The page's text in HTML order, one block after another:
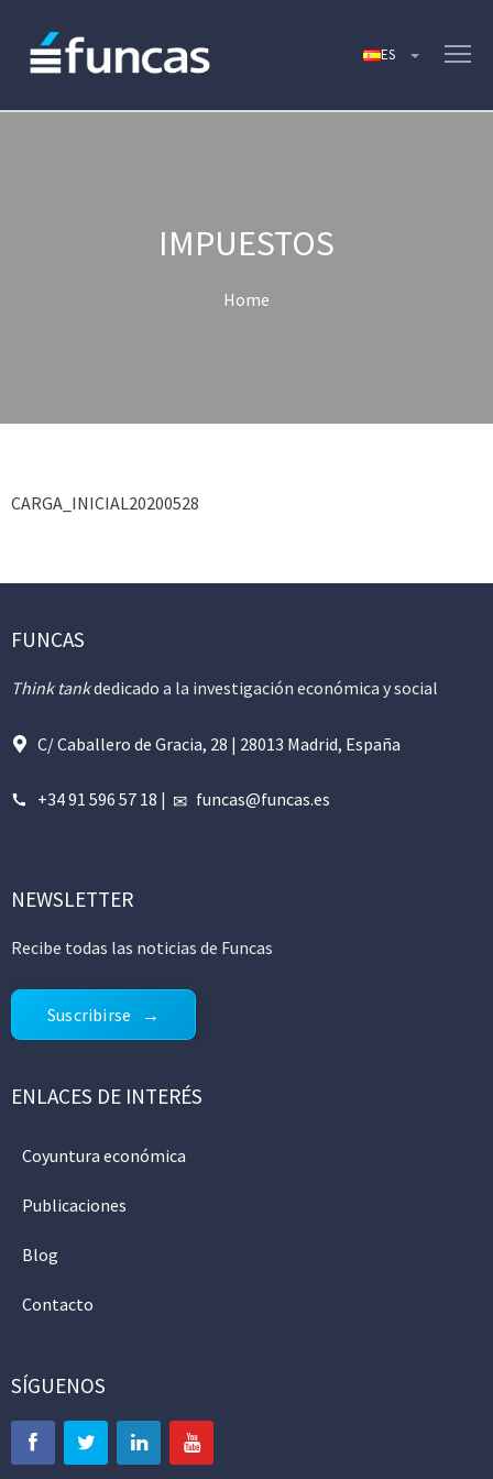
IMPUESTOS
Home
CARGA_INICIAL20200528
FUNCAS
Think tankdedicado a la investigación económica y social
C/ Caballero de Gracia, 28 | 28013 Madrid, España
+34 91 596 57 18 | funcas@funcas.es
NEWSLETTER
Recibe todas las noticias de Funcas
Suscribirse
ENLACES DE INTERÉS
Coyuntura económica
Publicaciones
Blog
Contacto
SÍGUENOS